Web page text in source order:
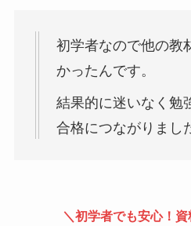
初学者なので他の教
かったんです。
結果的に迷いなく勉
合格につながりまし
＼初学者でも安心！